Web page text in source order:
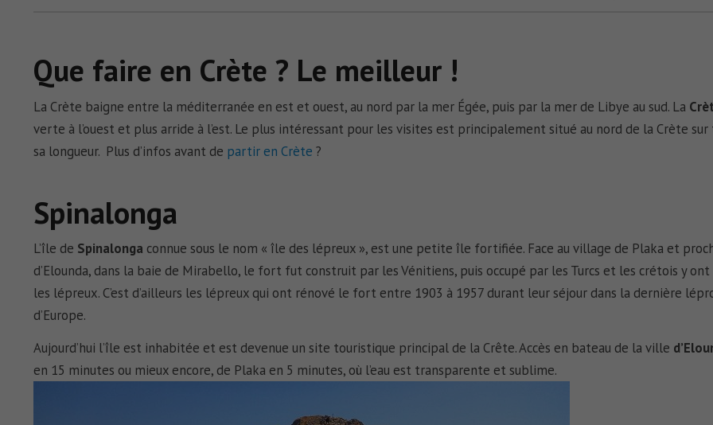
Que faire en Crète ? Le meilleur !
La Crète baigne entre la méditerranée en est et ouest, au nord par la mer Égée, puis par la mer de Libye au sud. La
verte à l’ouest et plus arride à l’est. Le plus intéressant pour les visites est principalement situé au nord de la Crète
sa longueur. Plus d’infos avant de partir en Crète ?
Spinalonga
L’île de Spinalonga connue sous le nom « île des lépreux », est une petite île fortifiée. Face au village de Plaka et
d’Elounda, dans la baie de Mirabello, le fort fut construit par les Vénitiens, puis occupé par les Turcs et les crétois y ont
les lépreux. C’est d’ailleurs les lépreux qui ont rénové le fort entre 1903 à 1957 durant leur séjour dans la dernière
d’Europe.
Aujourd’hui l’île est inhabitée et est devenue un site touristique principal de la Crête. Accès en bateau de la ville
en 15 minutes ou mieux encore, de Plaka en 5 minutes, où l’eau est transparente et sublime.